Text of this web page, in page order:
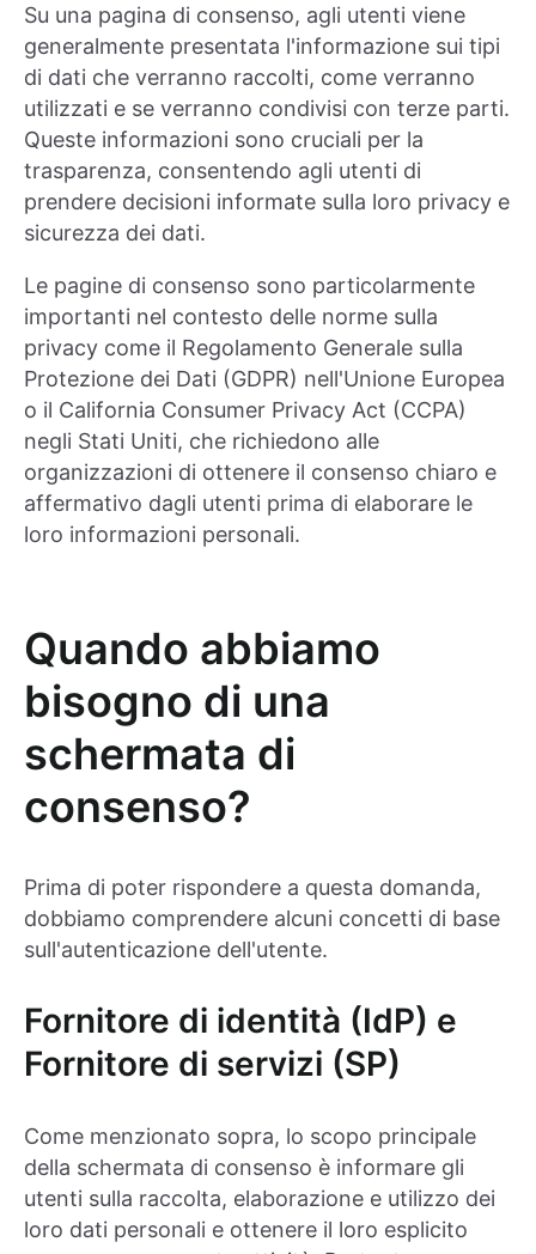
Su una pagina di consenso, agli utenti viene
generalmente presentata l'informazione sui tipi
di dati che verranno raccolti, come verranno
utilizzati e se verranno condivisi con terze parti.
Queste informazioni sono cruciali per la
trasparenza, consentendo agli utenti di
prendere decisioni informate sulla loro privacy e
sicurezza dei dati.
Le pagine di consenso sono particolarmente
importanti nel contesto delle norme sulla
privacy come il Regolamento Generale sulla
Protezione dei Dati (GDPR) nell'Unione Europea
o il California Consumer Privacy Act (CCPA)
negli Stati Uniti, che richiedono alle
organizzazioni di ottenere il consenso chiaro e
affermativo dagli utenti prima di elaborare le
loro informazioni personali.
Quando abbiamo
bisogno di una
schermata di
consenso?
Prima di poter rispondere a questa domanda,
dobbiamo comprendere alcuni concetti di base
sull'autenticazione dell'utente.
Fornitore di identità (IdP) e
Fornitore di servizi (SP)
Come menzionato sopra, lo scopo principale
della schermata di consenso è informare gli
utenti sulla raccolta, elaborazione e utilizzo dei
loro dati personali e ottenere il loro esplicito